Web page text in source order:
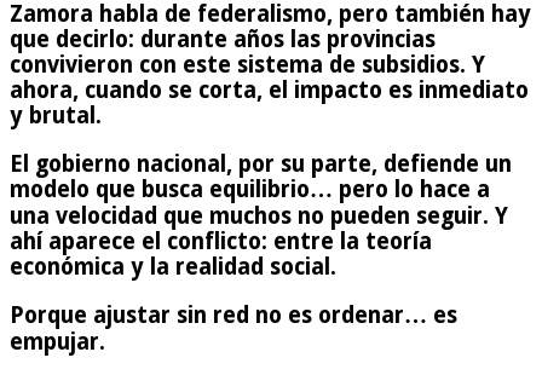
Zamora habla de federalismo, pero también hay
que decirlo: durante años las provincias
convivieron con este sistema de subsidios. Y
ahora, cuando se corta, el impacto es inmediato
y brutal.
El gobierno nacional, por su parte, defiende un
modelo que busca equilibrio… pero lo hace a
una velocidad que muchos no pueden seguir. Y
ahí aparece el conflicto: entre la teoría
económica y la realidad social.
Porque ajustar sin red no es ordenar… es
empujar.